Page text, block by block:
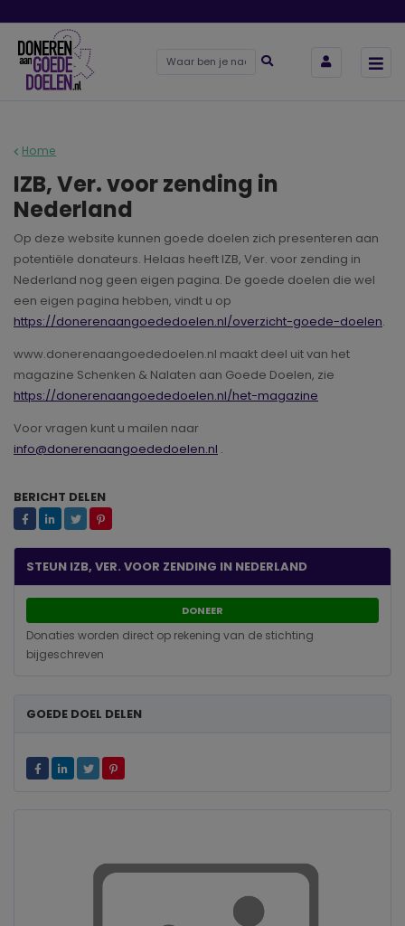
Home
IZB, Ver. voor zending in
Nederland
Op deze website kunnen goede doelen zich presenteren aan
potentiële donateurs. Helaas heeft IZB, Ver. voor zending in
Nederland nog geen eigen pagina. De goede doelen die wel
een eigen pagina hebben, vindt u op
https://donerenaangoededoelen.nl/overzicht-goede-doelen.
www.donerenaangoededoelen.nl maakt deel uit van het
magazine Schenken & Nalaten aan Goede Doelen, zie
https://donerenaangoededoelen.nl/het-magazine
Voor vragen kunt u mailen naar
info@donerenaangoededoelen.nl .
BERICHT DELEN
STEUN IZB, VER. VOOR ZENDING IN NEDERLAND
DONEER
Donaties worden direct op rekening van de stichting
bijgeschreven
GOEDE DOEL DELEN